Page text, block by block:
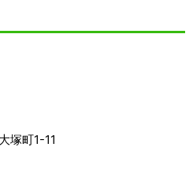
塚町1-11